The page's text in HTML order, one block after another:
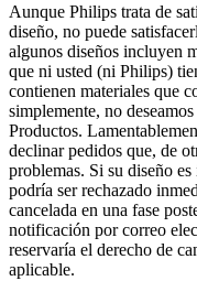
Aunque Philips trata de
diseño, no puede
algunos diseños incluyen
que ni usted (ni Philips)
contienen materiales que
simplemente, no
Productos.
declinar pedidos que, de
problemas. Si su diseño
podría ser rechazado
cancelada en una fase
notificación por correo
reservaría el derecho de
aplicable.